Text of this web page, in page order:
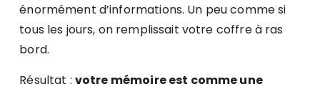
énormément d’informations. Un peu comme si
tous les jours, on remplissait votre coffre à ras
bord.
Résultat : votre mémoire est comme une